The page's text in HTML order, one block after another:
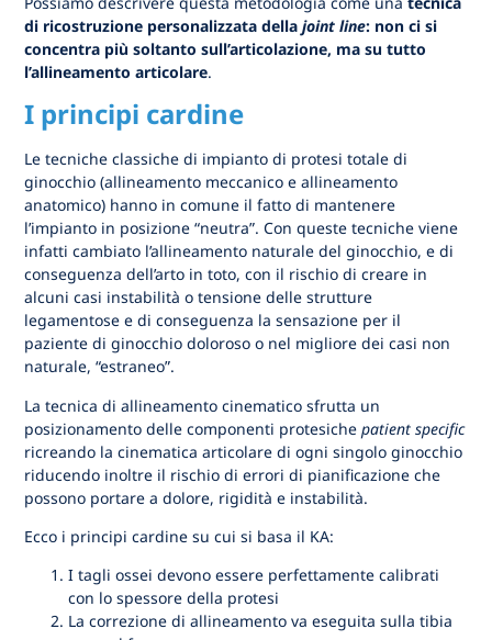
di ricostruzione personalizzata dellajoint line: non ci si
concentra più soltanto sull’articolazione, ma su tutto
l’allineamento articolare.
I principi cardine
Le tecniche classiche di impianto di protesi totale di
ginocchio (allineamento meccanico e allineamento
anatomico) hanno in comune il fatto di mantenere
l’impianto in posizione “neutra”. Con queste tecniche viene
infatti cambiato l’allineamento naturale del ginocchio, e di
conseguenza dell’arto in toto, con il rischio di creare in
alcuni casi instabilità o tensione delle strutture
legamentose e di conseguenza la sensazione per il
paziente di ginocchio doloroso o nel migliore dei casi non
naturale, “estraneo”.
La tecnica di allineamento cinematico sfrutta un
posizionamento delle componenti protesichepatient specific
ricreando la cinematica articolare di ogni singolo ginocchio
riducendo inoltre il rischio di errori di pianificazione che
possono portare a dolore, rigidità e instabilità.
Ecco i principi cardine su cui si basa il KA:
I tagli ossei devono essere perfettamente calibrati
con lo spessore della protesi
La correzione di allineamento va eseguita sulla tibia